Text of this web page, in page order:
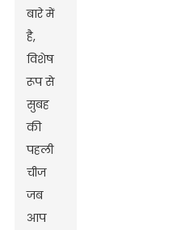
बारे में
है,
विशेष
रूप से
सुबह
की
पहली
चीज
जब
आप